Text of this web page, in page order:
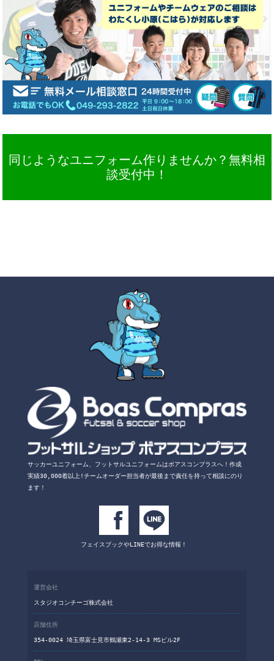
同じようなユニフォーム作りませんか？無料相
談受付中！
サッカーユニフォーム、フットサルユニフォームはボアスコンプラスへ！ 作成
実績30,000着以上!チームオーダー担当者が最後まで責任を持って相談にのり
ます！
フェイスブックやLINEでお得な情報！
運営会社
スタジオコンチーゴ株式会社
店舗住所
354-0024 埼玉県富士見市鶴瀬東2-14-3 MSビル2F